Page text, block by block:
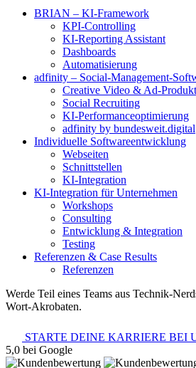
BRIAN – KI-Framework
KPI-Controlling
KI-Reporting Assistant
Dashboards
Automatisierung
adfinity – Social-Management-
Creative Video & Ad-
Social Recruiting
KI-Performanceoptimierung
adfinity by bundesweit.digital
Individuelle Softwareentwicklung
Webseiten
Schnittstellen
KI-Integration
KI-Integration für Unternehmen
Workshops
Consulting
Entwicklung & Integration
Testing
Referenzen & Case Results
Referenzen
Werde Teil eines Teams aus Technik-
Wort-Akrobaten.
STARTE DEINE KARRIERE BEI
5,0 bei Google